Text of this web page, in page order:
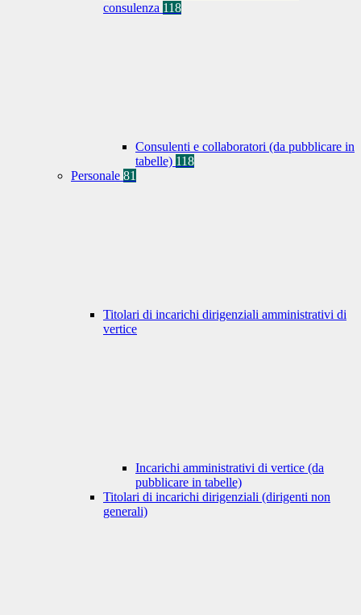
consulenza 118
Consulenti e collaboratori (da pubblicare in
tabelle) 118
Personale 81
Titolari di incarichi dirigenziali amministrativi di
vertice
Incarichi amministrativi di vertice (da
pubblicare in tabelle)
Titolari di incarichi dirigenziali (dirigenti non
generali)